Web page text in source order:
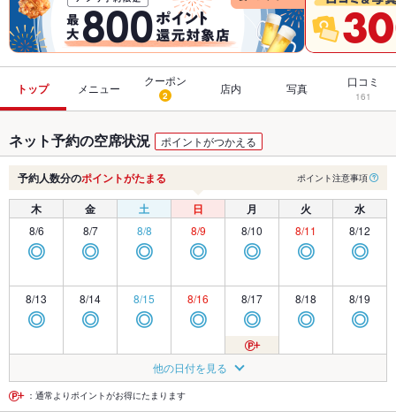
トップ メニュー
クーポン
2 店内 写真 口コミ
161
ネット予約の空席状況 ポイントがつかえる
予約人数分のポイントがたまる ポイント注意事項
木 金 土 日 月 火 水
8/6
◎
8/7
◎
8/8
◎
8/9
◎
8/10
◎
8/11
◎
8/12
◎
8/13
◎
8/14
◎
8/15
◎
8/16
◎
8/17
◎
8/18
◎
8/19
◎
◎ ◎
8/22
◎
8/23
◎
8/24
◎ ◎ ◎
他の日付を見る
：通常よりポイントがお得にたまります